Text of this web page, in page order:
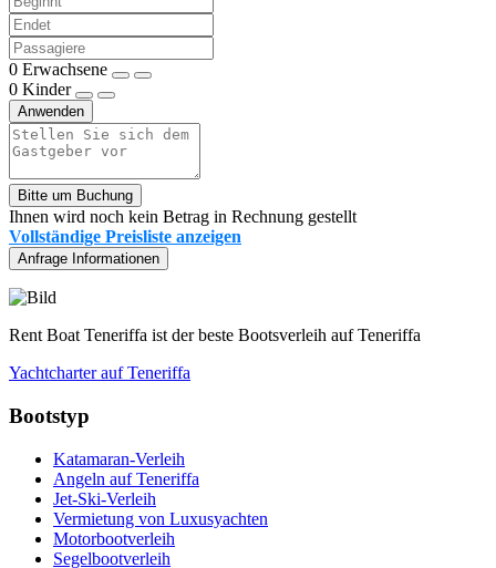
0 Erwachsene
0 Kinder
Anwenden
Bitte um Buchung
Ihnen wird noch kein Betrag in Rechnung gestellt
Vollständige Preisliste anzeigen
Anfrage Informationen
Rent Boat Teneriffa ist der beste Bootsverleih auf Teneriffa
Yachtcharter auf Teneriffa
Bootstyp
Katamaran-Verleih
Angeln auf Teneriffa
Jet-Ski-Verleih
Vermietung von Luxusyachten
Motorbootverleih
Segelbootverleih